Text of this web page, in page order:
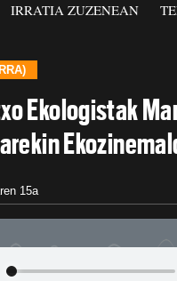
IRRATIA ZUZENEAN
Ekologistak
15a